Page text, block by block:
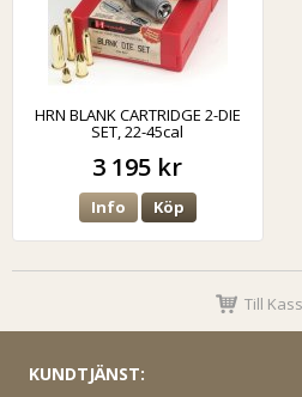
HRN BLANK CARTRIDGE 2-DIE
SET, 22-45cal
3 195 kr
Info Köp
Till
KUNDTJÄNST: